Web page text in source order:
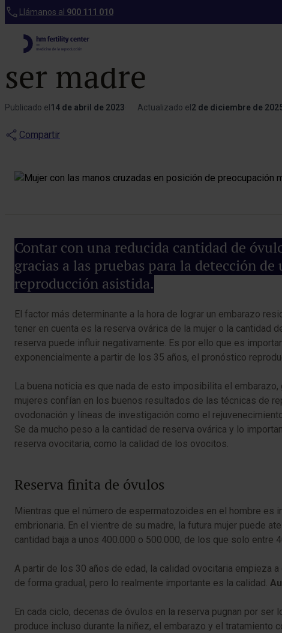
Llámanos al 900 111 010
Blog
Que una baja
ser madre
Publicado el 14 de abril de 2023 Actualizado el 2 de diciembre de
Compartir
Contar con una reducida cantidad de
gracias a las pruebas para la detección
reproducción asistida.
El factor más determinante a la hora de lograr un embarazo
tener en cuenta es la reserva ovárica de la mujer o la cantidad
reserva puede influir negativamente. Es por ello que es
exponencialmente a partir de los 35 años, el pronóstico
La buena noticia es que nada de esto imposibilita el
mujeres confían en los buenos resultados de las técnicas de
ovodonación y líneas de investigación como el
Se da mucho peso a la cantidad de reserva ovárica y lo
reserva ovocitaria, como la calidad de los ovocitos.
Reserva finita de óvulos
Mientras que el número de espermatozoides en el hombre es
embrionaria. En el vientre de su madre, la futura mujer puede
cantidad baja a unos 400.000 o 500.000, de los que solo entre
A partir de los 30 años de edad, la calidad ovocitaria empieza
de forma gradual, pero lo realmente importante es la calidad.
En cada ciclo, decenas de óvulos en la reserva pugnan por
produce incluso durante la niñez, el embarazo y el tratamiento